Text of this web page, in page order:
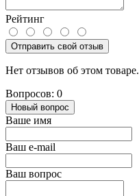
Рейтинг
Отправить свой отзыв
Нет отзывов об этом товаре.
Вопросов: 0
Новый вопрос
Ваше имя
Ваш e-mail
Ваш вопрос